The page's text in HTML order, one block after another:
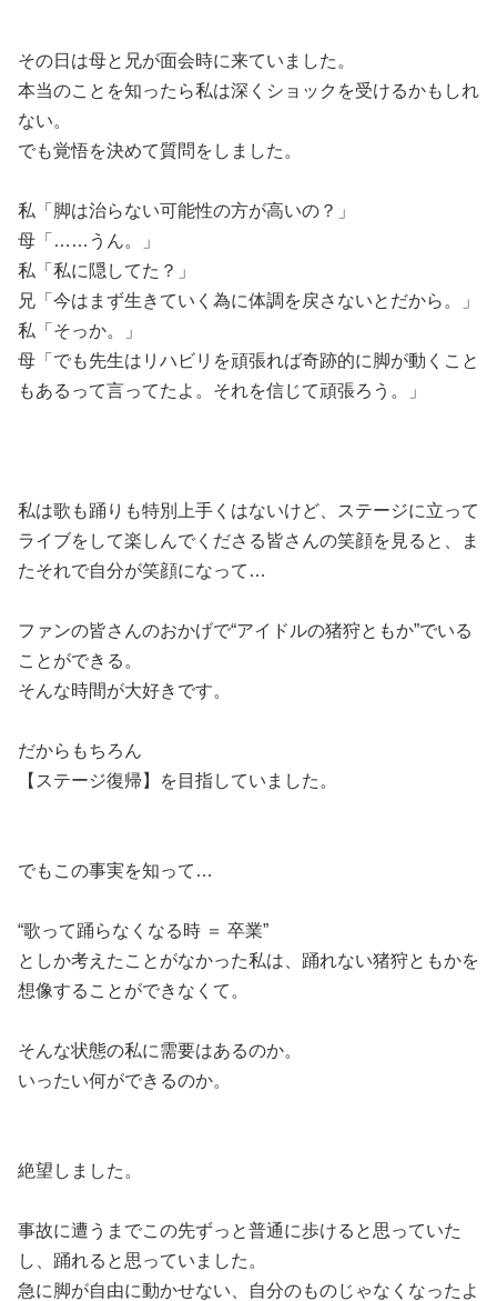
その日は母と兄が面会時に来ていました。
本当のことを知ったら私は深くショックを受けるかもしれ
ない。
でも覚悟を決めて質問をしました。
私「脚は治らない可能性の方が高いの？」
母「……うん。」
私「私に隠してた？」
兄「今はまず生きていく為に体調を戻さないとだから。」
私「そっか。」
母「でも先生はリハビリを頑張れば奇跡的に脚が動くこと
もあるって言ってたよ。それを信じて頑張ろう。」
私は歌も踊りも特別上手くはないけど、ステージに立って
ライブをして楽しんでくださる皆さんの笑顔を見ると、ま
たそれで自分が笑顔になって…
ファンの皆さんのおかげで“アイドルの猪狩ともか”でいる
ことができる。
そんな時間が大好きです。
だからもちろん
【ステージ復帰】を目指していました。
でもこの事実を知って…
“歌って踊らなくなる時 ＝ 卒業”
としか考えたことがなかった私は、踊れない猪狩ともかを
想像することができなくて。
そんな状態の私に需要はあるのか。
いったい何ができるのか。
絶望しました。
事故に遭うまでこの先ずっと普通に歩けると思っていた
し、踊れると思っていました。
急に脚が自由に動かせない、自分のものじゃなくなったよ